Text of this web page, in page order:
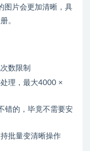
图片会更加清晰，具
。
数限制
理，最大4000 ×
错的，毕竟不需要安
批量变清晰操作